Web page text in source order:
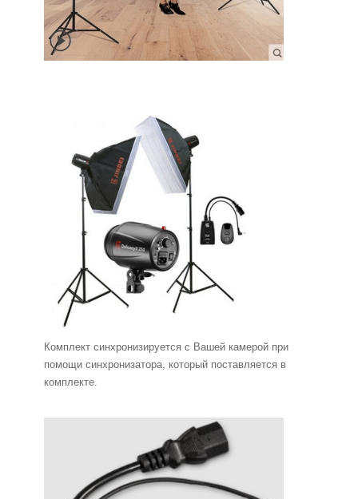
Комплект синхронизируется с Вашей камерой при
помощи синхронизатора, который поставляется в
комплекте.